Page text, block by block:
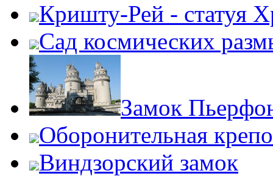
Кришту-Рей - статуя
Сад космических
Замок
Оборонительная
Виндзорский замок